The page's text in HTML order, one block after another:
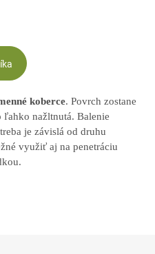
koberce. Povrch zostane
nažltnutá. Balenie
je závislá od druhu
využiť aj na penetráciu